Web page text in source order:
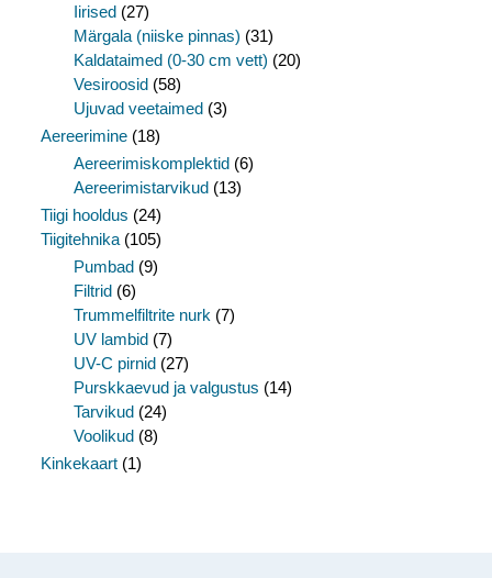
Iirised (27)
Märgala (niiske pinnas) (31)
Kaldataimed (0-30 cm vett) (20)
Vesiroosid (58)
Ujuvad veetaimed (3)
Aereerimine (18)
Aereerimiskomplektid (6)
Aereerimistarvikud (13)
Tiigi hooldus (24)
Tiigitehnika (105)
Pumbad (9)
Filtrid (6)
Trummelfiltrite nurk (7)
UV lambid (7)
UV-C pirnid (27)
Purskkaevud ja valgustus (14)
Tarvikud (24)
Voolikud (8)
Kinkekaart (1)